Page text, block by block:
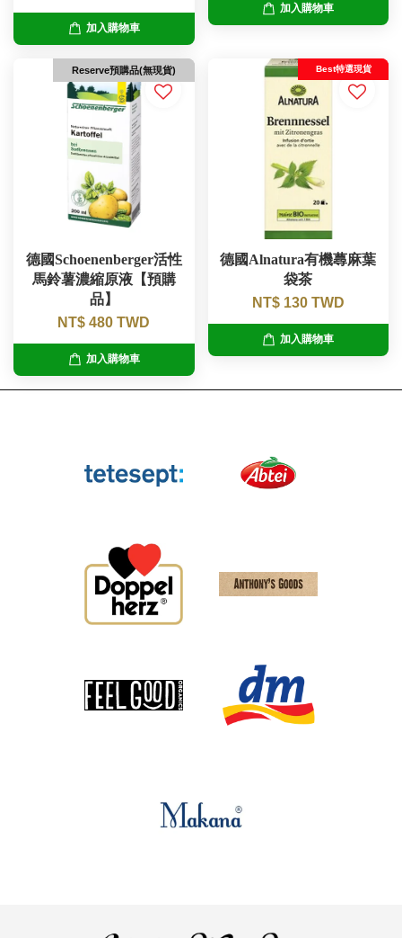
加入購物車
加入購物車
Reserve預購品(無現貨)
德國Schoenenberger活性
馬鈴薯濃縮原液【預購
品】
NT$ 480 TWD
加入購物車
Best特選現貨
德國Alnatura有機蕁麻葉
袋茶
NT$ 130 TWD
加入購物車